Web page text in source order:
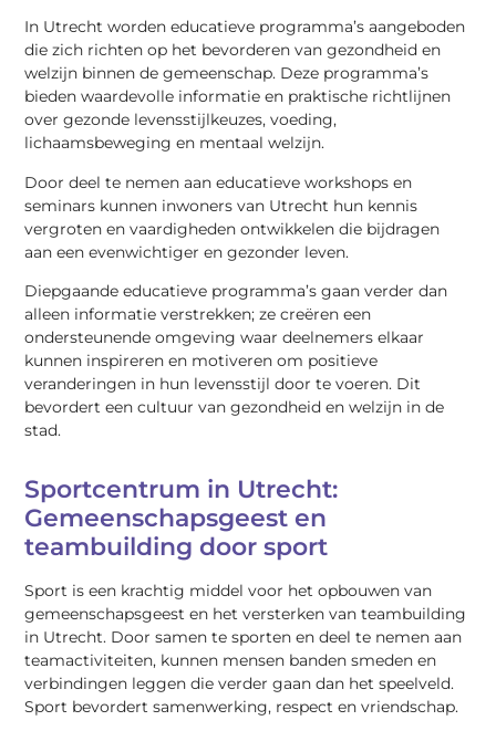
In Utrecht worden educatieve programma’s aangeboden
die zich richten op het bevorderen van gezondheid en
welzijn binnen de gemeenschap. Deze programma’s
bieden waardevolle informatie en praktische richtlijnen
over gezonde levensstijlkeuzes, voeding,
lichaamsbeweging en mentaal welzijn.
Door deel te nemen aan educatieve workshops en
seminars kunnen inwoners van Utrecht hun kennis
vergroten en vaardigheden ontwikkelen die bijdragen
aan een evenwichtiger en gezonder leven.
Diepgaande educatieve programma’s gaan verder dan
alleen informatie verstrekken; ze creëren een
ondersteunende omgeving waar deelnemers elkaar
kunnen inspireren en motiveren om positieve
veranderingen in hun levensstijl door te voeren. Dit
bevordert een cultuur van gezondheid en welzijn in de
stad.
Sportcentrum in Utrecht:
Gemeenschapsgeest en
teambuilding door sport
Sport is een krachtig middel voor het opbouwen van
gemeenschapsgeest en het versterken van teambuilding
in Utrecht. Door samen te sporten en deel te nemen aan
teamactiviteiten, kunnen mensen banden smeden en
verbindingen leggen die verder gaan dan het speelveld.
Sport bevordert samenwerking, respect en vriendschap.